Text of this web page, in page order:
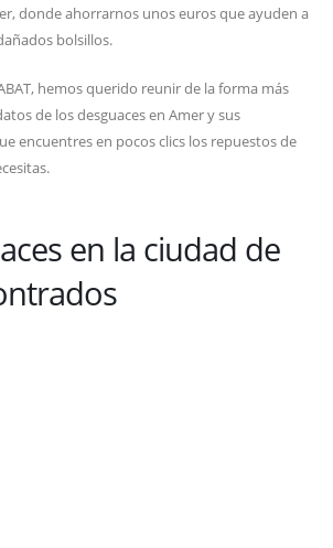
donde ahorrarnos unos euros que ayuden a
bolsillos.
hemos querido reunir de la forma más
de los desguaces en Amer y sus
encuentres en pocos clics los repuestos de
en la ciudad de